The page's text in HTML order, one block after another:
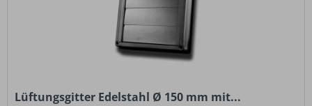
Lüftungsgitter Edelstahl Ø 150 mm mit...